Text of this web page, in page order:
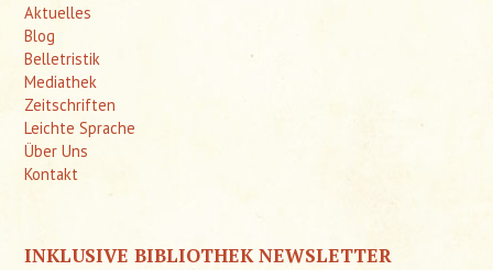
Aktuelles
Blog
Belletristik
Mediathek
Zeitschriften
Leichte Sprache
Über Uns
Kontakt
INKLUSIVE BIBLIOTHEK NEWSLETTER